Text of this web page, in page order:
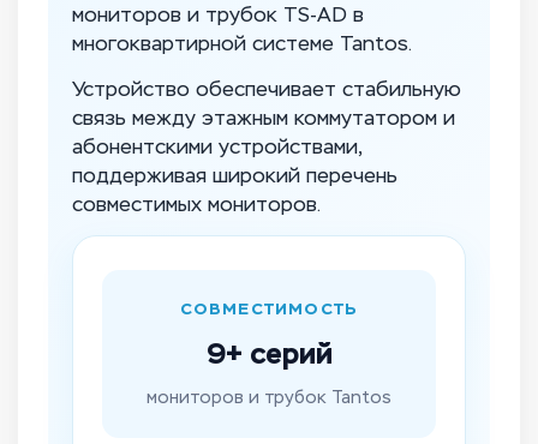
мониторов и трубок TS-AD в
многоквартирной системе Tantos.
Устройство обеспечивает стабильную
связь между этажным коммутатором и
абонентскими устройствами,
поддерживая широкий перечень
совместимых мониторов.
СОВМЕСТИМОСТЬ
9+ серий
мониторов и трубок Tantos